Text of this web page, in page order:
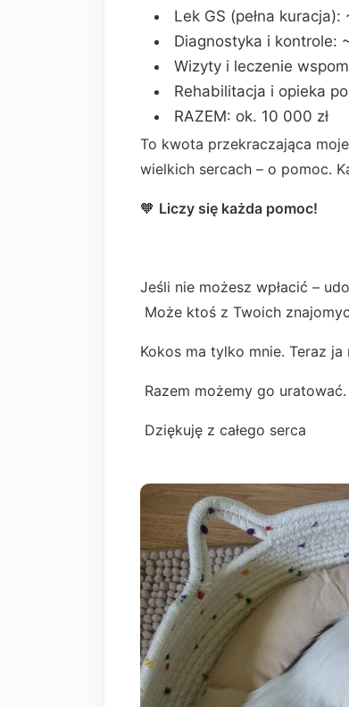
Lek GS (pełna
Diagnostyka i kontrole:
Wizyty i leczenie
Rehabilitacja i opieka
RAZEM: ok. 10 000 zł
To kwota przekraczająca
wielkich sercach – o pomoc.
🧡 Liczy się każda pomoc!
Jeśli nie możesz wpłacić –
Może ktoś z Twoich
Kokos ma tylko mnie. Teraz ja
Razem możemy go uratować.
Dziękuję z całego serca